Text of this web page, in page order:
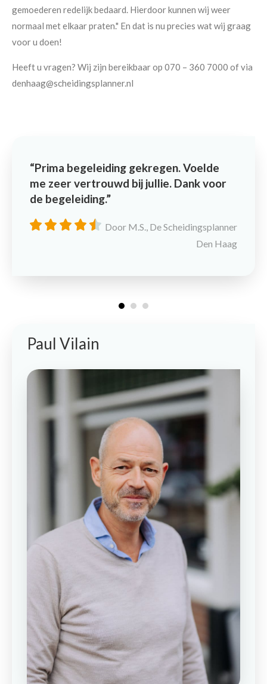
gemoederen redelijk bedaard. Hierdoor kunnen wij weer
normaal met elkaar praten." En dat is nu precies wat wij graag
voor u doen!
Heeft u vragen? Wij zijn bereikbaar op 070 – 360 7000 of via
denhaag@scheidingsplanner.nl
Prima begeleiding gekregen. Voelde
me zeer vertrouwd bij jullie. Dank voor
de begeleiding.
Door M.S., De Scheidingsplanner
Den Haag
Paul Vilain